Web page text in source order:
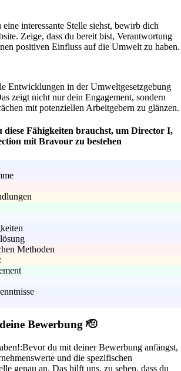
interessante Stelle siehst, bewirb dich
Zeige, dass du bereit bist, Verantwortung
positiven Einfluss auf die Umwelt zu haben.
Entwicklungen in der Umweltgesetzgebung
zeigt nicht nur dein Engagement, sondern
mit potenziellen Arbeitgebern zu glänzen.
diese Fähigkeiten brauchst, um Director I,
mit Bravour zu bestehen
Methoden
Bewerbung 🫡
Bevor du mit deiner Bewerbung anfängst,
und die spezifischen
genau an. Das hilft uns, zu sehen, dass du